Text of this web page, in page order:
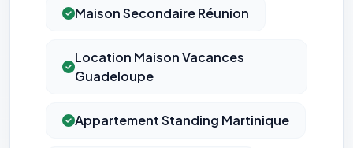
Maison Secondaire Réunion
Location Maison Vacances
Guadeloupe
Appartement Standing Martinique